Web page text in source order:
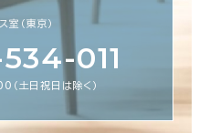
室（東京）
011
土日祝日は除く）